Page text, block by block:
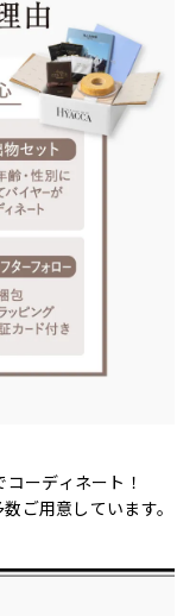
ーディネート！
ご用意しています。